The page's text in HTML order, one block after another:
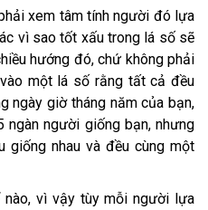
xem tâm tính người đó lựa
vì sao tốt xấu trong lá số sẽ
hướng đó, chứ không phải
một lá số rằng tất cả đều
ngày giờ tháng năm của bạn,
người giống bạn, nhưng
nhau và đều cùng một
vì vậy tùy mỗi người lựa